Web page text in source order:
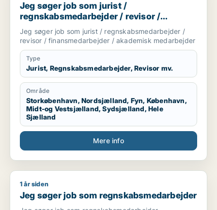
Jeg søger job som jurist /
regnskabsmedarbejder / revisor /
finansmedarbejder / akademisk
medarbejder
Jeg søger job som jurist / regnskabsmedarbejder /
revisor / finansmedarbejder / akademisk medarbejder
Type
Jurist, Regnskabsmedarbejder, Revisor mv.
Område
Storkøbenhavn, Nordsjælland, Fyn, København,
Midt-og Vestsjælland, Sydsjælland, Hele
Sjælland
Mere info
Jeg søger job som regnskabsmedarbejder
1 år siden
Jeg søger job som regnskabsmedarbejder